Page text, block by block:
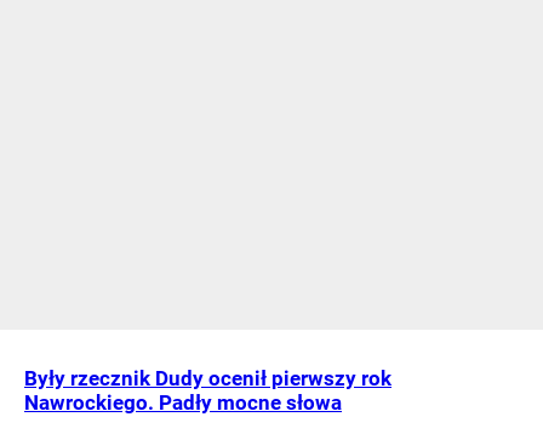
Były rzecznik Dudy ocenił pierwszy rok
Nawrockiego. Padły mocne słowa